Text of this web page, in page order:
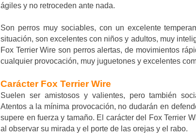
ágiles y no retroceden ante nada.
Son perros muy sociables, con un excelente
situación, son excelentes con niños y adultos, muy
Fox Terrier Wire son perros alertas, de movimientos
cualquier provocación, muy juguetones y excelentes
Carácter Fox Terrier Wire
Suelen ser amistosos y valientes, pero también
Atentos a la mínima provocación, no dudarán en
supere en fuerza y tamaño. El carácter del Fox Terrier
al observar su mirada y el porte de las orejas y el rabo.